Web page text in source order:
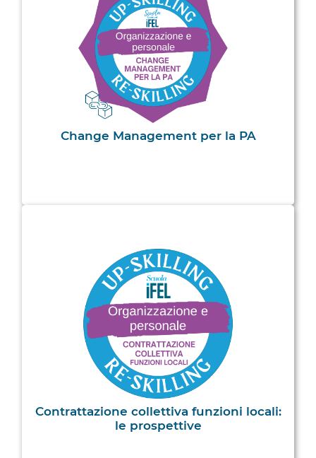
Change Management per la PA
Contrattazione collettiva funzioni locali:
le prospettive